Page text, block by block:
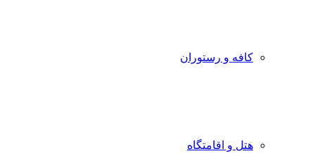
کافه و رستوران
هتل و اقامتگاه